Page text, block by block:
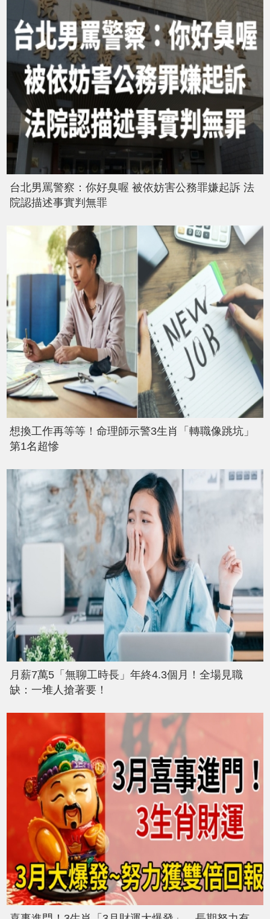
台北男罵警察：你好臭喔 被依妨害公務罪嫌起訴 法
院認描述事實判無罪
想換工作再等等！命理師示警3生肖「轉職像跳坑」
第1名超慘
月薪7萬5「無聊工時長」年終4.3個月！全場見職
缺：一堆人搶著要！